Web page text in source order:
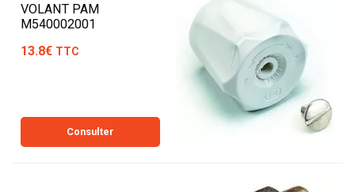
VOLANT PAM
M540002001
13.8€ TTC
Consulter